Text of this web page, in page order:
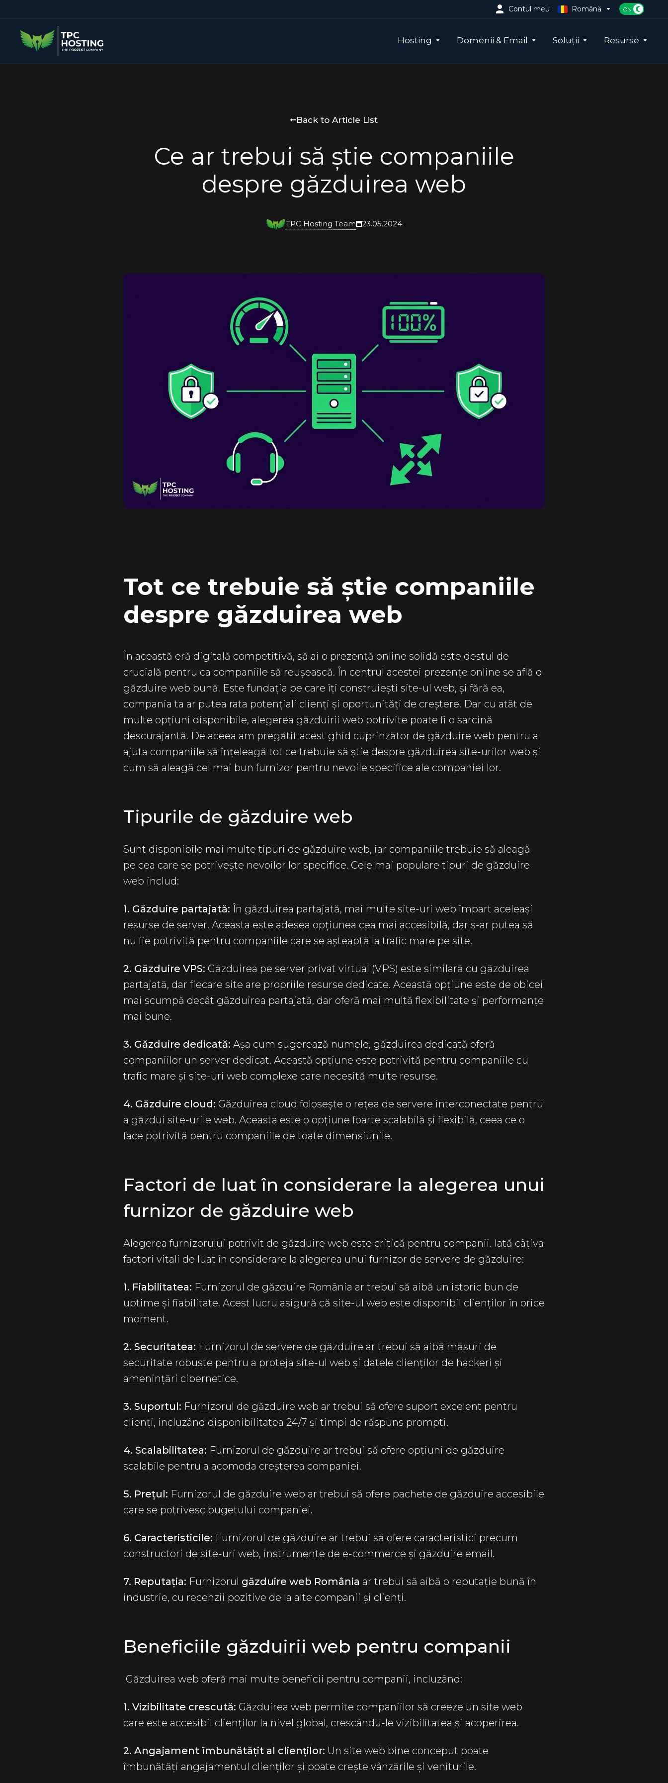
Contul meu Română
Hosting Domenii & Email Soluții Resurse
Back to Article List
Ce ar trebui să știe companiile
despre găzduirea web
TPC Hosting Team 23.05.2024
Tot ce trebuie să știe companiile
despre găzduirea web
În această eră digitală competitivă, să ai o prezență online solidă este destul de
crucială pentru ca companiile să reușească. În centrul acestei prezențe online se află o
găzduire web bună. Este fundația pe care îți construiești site-ul web, și fără ea,
compania ta ar putea rata potențiali clienți și oportunități de creștere. Dar cu atât de
multe opțiuni disponibile, alegerea găzduirii web potrivite poate fi o sarcină
descurajantă. De aceea am pregătit acest ghid cuprinzător de găzduire web pentru a
ajuta companiile să înțeleagă tot ce trebuie să știe despre găzduirea site-urilor web și
cum să aleagă cel mai bun furnizor pentru nevoile specifice ale companiei lor.
Tipurile de găzduire web
Sunt disponibile mai multe tipuri de găzduire web, iar companiile trebuie să aleagă
pe cea care se potrivește nevoilor lor specifice. Cele mai populare tipuri de găzduire
web includ:
1. Găzduire partajată: În găzduirea partajată, mai multe site-uri web împart aceleași
resurse de server. Aceasta este adesea opțiunea cea mai accesibilă, dar s-ar putea să
nu fie potrivită pentru companiile care se așteaptă la trafic mare pe site.
2. Găzduire VPS: Găzduirea pe server privat virtual (VPS) este similară cu găzduirea
partajată, dar fiecare site are propriile resurse dedicate. Această opțiune este de obicei
mai scumpă decât găzduirea partajată, dar oferă mai multă flexibilitate și performanțe
mai bune.
3. Găzduire dedicată: Așa cum sugerează numele, găzduirea dedicată oferă
companiilor un server dedicat. Această opțiune este potrivită pentru companiile cu
trafic mare și site-uri web complexe care necesită multe resurse.
4. Găzduire cloud: Găzduirea cloud folosește o rețea de servere interconectate pentru
a găzdui site-urile web. Aceasta este o opțiune foarte scalabilă și flexibilă, ceea ce o
face potrivită pentru companiile de toate dimensiunile.
Factori de luat în considerare la alegerea unui
furnizor de găzduire web
Alegerea furnizorului potrivit de găzduire web este critică pentru companii. Iată câțiva
factori vitali de luat în considerare la alegerea unui furnizor de servere de găzduire:
1. Fiabilitatea: Furnizorul de găzduire România ar trebui să aibă un istoric bun de
uptime și fiabilitate. Acest lucru asigură că site-ul web este disponibil clienților în orice
moment.
2. Securitatea: Furnizorul de servere de găzduire ar trebui să aibă măsuri de
securitate robuste pentru a proteja site-ul web și datele clienților de hackeri și
amenințări cibernetice.
3. Suportul: Furnizorul de găzduire web ar trebui să ofere suport excelent pentru
clienți, incluzând disponibilitatea 24/7 și timpi de răspuns prompti.
4. Scalabilitatea: Furnizorul de găzduire ar trebui să ofere opțiuni de găzduire
scalabile pentru a acomoda creșterea companiei.
5. Prețul: Furnizorul de găzduire web ar trebui să ofere pachete de găzduire accesibile
care se potrivesc bugetului companiei.
6. Caracteristicile: Furnizorul de găzduire ar trebui să ofere caracteristici precum
constructori de site-uri web, instrumente de e-commerce și găzduire email.
7. Reputația: Furnizorul găzduire web România ar trebui să aibă o reputație bună în
industrie, cu recenzii pozitive de la alte companii și clienți.
Beneficiile găzduirii web pentru companii
Găzduirea web oferă mai multe beneficii pentru companii, incluzând:
1. Vizibilitate crescută: Găzduirea web permite companiilor să creeze un site web
care este accesibil clienților la nivel global, crescându-le vizibilitatea și acoperirea.
2. Angajament îmbunătățit al clienților: Un site web bine conceput poate
îmbunătăți angajamentul clienților și poate crește vânzările și veniturile.